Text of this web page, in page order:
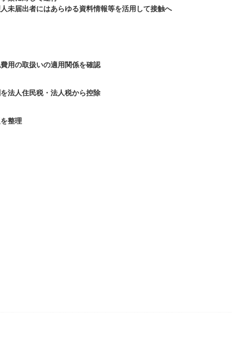
未届出者にはあらゆる資料情報等を活用して接触へ
用の取扱いの適用関係を確認
法人住民税・法人税から控除
整理